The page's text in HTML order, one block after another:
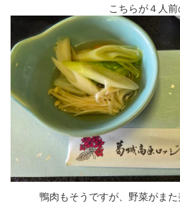
こちらが４人前
鴨肉もそうですが、野菜がまた